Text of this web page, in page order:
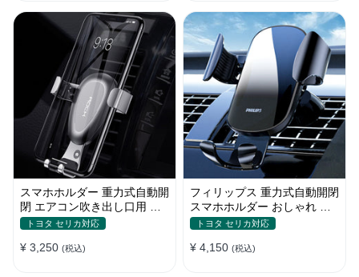
スマホホルダー 重力式自動開
閉 エアコン吹き出し口用 全
機種 360°回転 片手操作
トヨタ セリカ対応
¥ 3,250 (税込)
フィリップス 重力式自動開閉
スマホホルダー おしゃれ エ
アコン吹き出し口 全機種 車
トヨタ セリカ対応
¥ 4,150 (税込)